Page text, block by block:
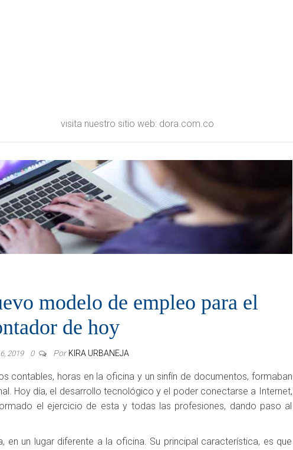
visita nuestro sitio web: dora.com.co
modelo de empleo para el
de hoy
2019 0 Por KIRA URBANEJA
contables, horas en la oficina y un sinfín de documentos, formaban
Hoy día, el desarrollo tecnológico y el poder conectarse a Internet,
el ejercicio de esta y todas las profesiones, dando paso al
en un lugar diferente a la oficina. Su principal característica, es que